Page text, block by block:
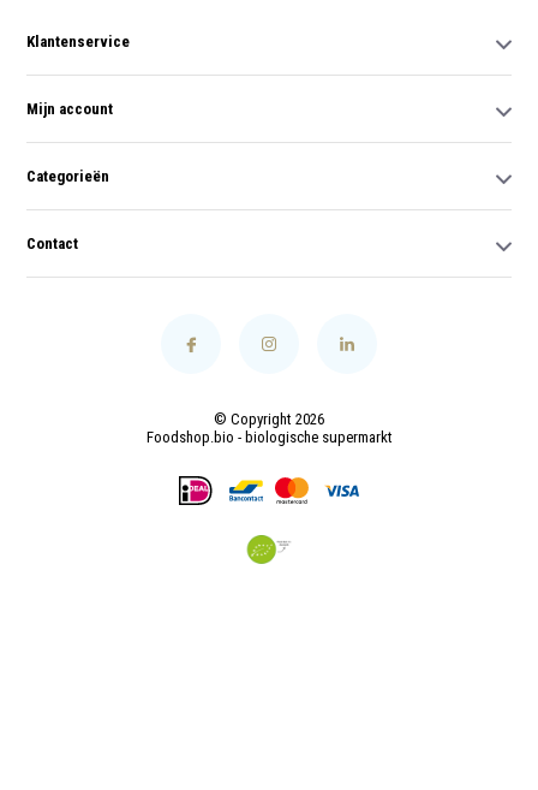
Klantenservice
Mijn account
Categorieën
Contact
© Copyright 2026
Foodshop.bio - biologische supermarkt